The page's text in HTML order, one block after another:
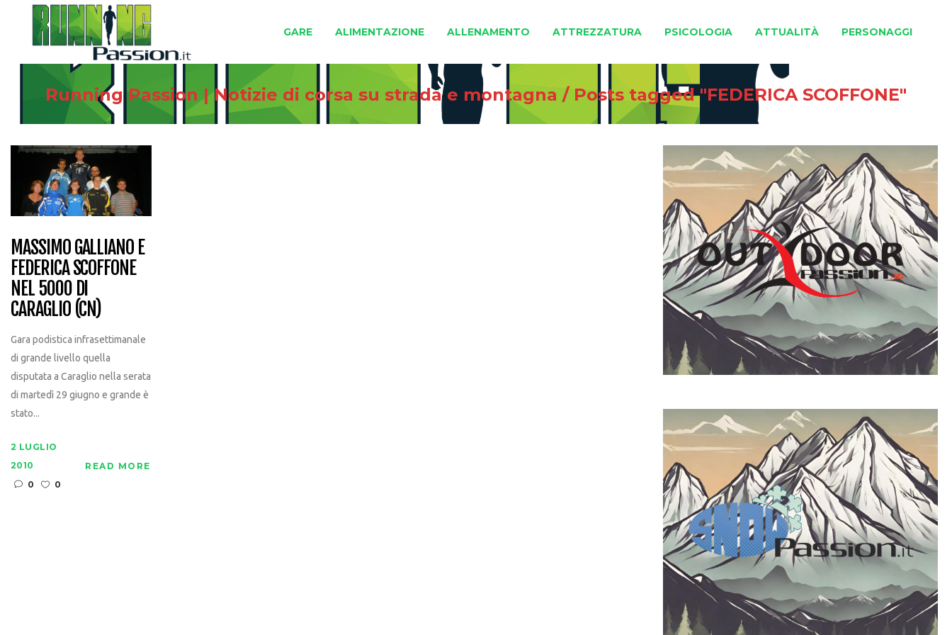
GARE ALIMENTAZIONE ALLENAMENTO ATTREZZATURA PSICOLOGIA ATTUALITÀ PERSONAGGI
Running Passion | Notizie di corsa su strada e montagna/ Posts tagged "FEDERICA SCOFFONE"
MASSIMO GALLIANO E
FEDERICA SCOFFONE
NEL 5000 DI
CARAGLIO (CN)
Gara podistica infrasettimanale
di grande livello quella
disputata a Caraglio nella serata
di martedì 29 giugno e grande è
stato...
2 LUGLIO
2010
0
0
READ MORE